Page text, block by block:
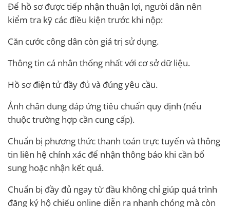
Để hồ sơ được tiếp nhận thuận lợi, người dân nên
kiểm tra kỹ các điều kiện trước khi nộp:
Căn cước công dân còn giá trị sử dụng.
Thông tin cá nhân thống nhất với cơ sở dữ liệu.
Hồ sơ điện tử đầy đủ và đúng yêu cầu.
Ảnh chân dung đáp ứng tiêu chuẩn quy định (nếu
thuộc trường hợp cần cung cấp).
Chuẩn bị phương thức thanh toán trực tuyến và thông
tin liên hệ chính xác để nhận thông báo khi cần bổ
sung hoặc nhận kết quả.
Chuẩn bị đầy đủ ngay từ đầu không chỉ giúp quá trình
đăng ký hộ chiếu online diễn ra nhanh chóng mà còn